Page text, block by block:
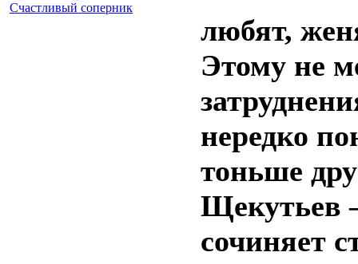
Счастливый соперник
любят,
Этому не
нередко
тоньше
Щекутьев
сочиняет